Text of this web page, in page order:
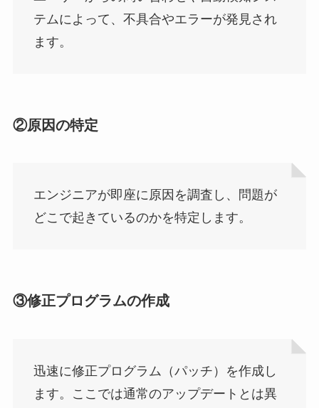
テムによって、不具合やエラーが発見され
ます。
②原因の特定
エンジニアが即座に原因を調査し、問題が
どこで起きているのかを特定します。
③修正プログラムの作成
迅速に修正プログラム（パッチ）を作成し
ます。ここでは通常のアップデートとは異